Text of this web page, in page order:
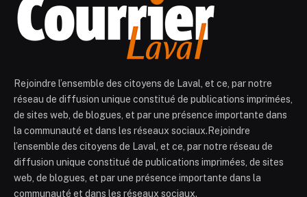
Rejoindre l’ensemble des citoyens de Laval, et ce, par notre
réseau de diffusion unique constitué de publications imprimées,
de sites web, de blogues, et par une présence importante dans
la communauté et dans les réseaux sociaux.Rejoindre
l’ensemble des citoyens de Laval, et ce, par notre réseau de
diffusion unique constitué de publications imprimées, de sites
web, de blogues, et par une présence importante dans la
communauté et dans les réseaux sociaux.